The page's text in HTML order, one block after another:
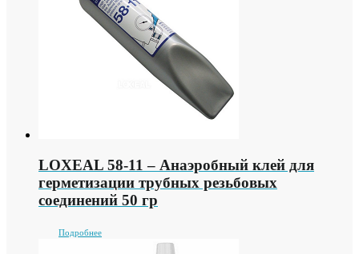
LOXEAL 58-11 – Анаэробный клей для
герметизации трубных резьбовых
соединений 50 гр
Подробнее